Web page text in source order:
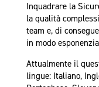
Inquadrare la
la qualità
team e, di
in modo
Attualmente il
lingue: Italiano,